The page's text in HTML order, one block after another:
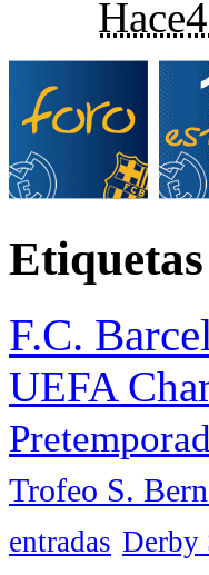
Hace
Etiquetas
F.C.
UEFA
Trofeo S.
entradas Derby